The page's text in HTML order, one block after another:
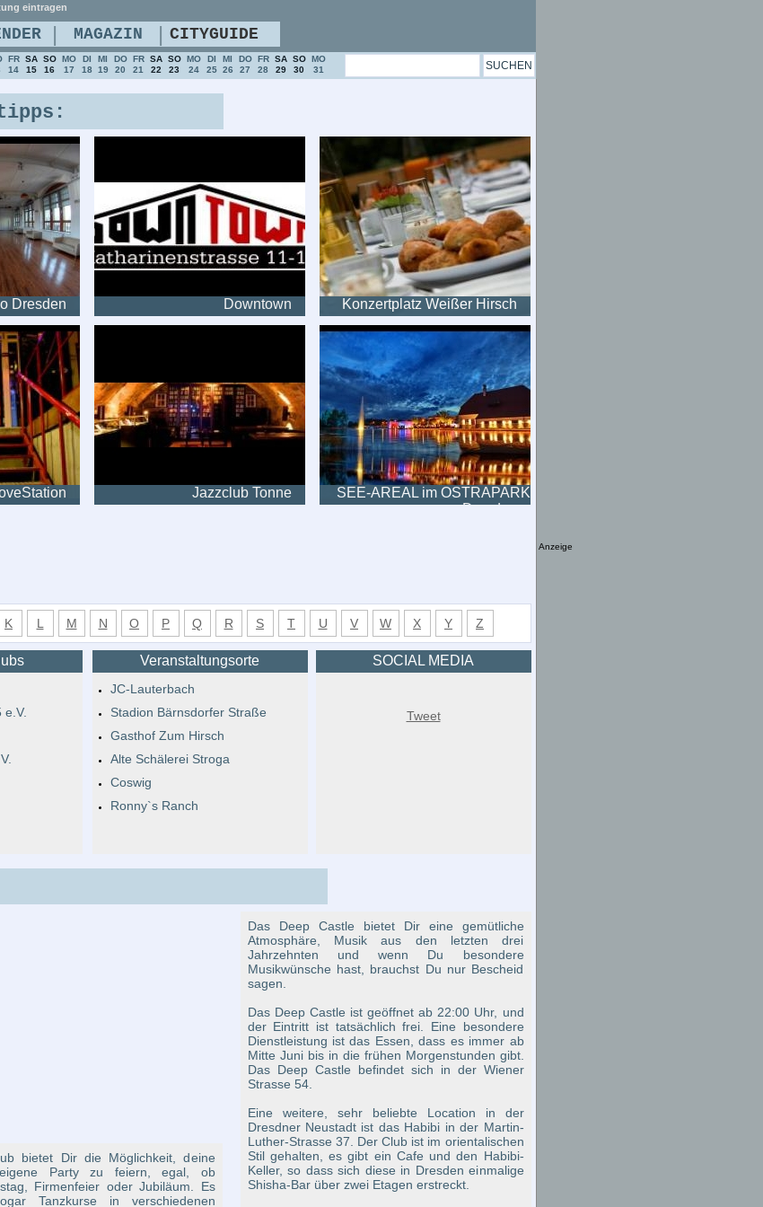
Dresden Downtown Konzertplatz Weißer Hirsch
Jazzclub Tonne
SEE-AREAL im OSTRAPARK
Dresden
K L M N O P Q R S T U V W X Y Z
Veranstaltungsorte
JC-Lauterbach
Stadion Bärnsdorfer Straße
Gasthof Zum Hirsch
Alte Schälerei Stroga
Coswig
Ronny`s Ranch
SOCIAL MEDIA
Tweet
bietet Dir die Möglichkeit, deine
Party zu feiern, egal, ob
Firmenfeier oder Jubiläum. Es
Tanzkurse in verschiedenen
Das Deep Castle bietet Dir eine gemütliche
Atmosphäre, Musik aus den letzten drei
Jahrzehnten und wenn Du besondere
Musikwünsche hast, brauchst Du nur Bescheid
sagen.
Das Deep Castle ist geöffnet ab 22:00 Uhr, und
der Eintritt ist tatsächlich frei. Eine besondere
Dienstleistung ist das Essen, dass es immer ab
Mitte Juni bis in die frühen Morgenstunden gibt.
Das Deep Castle befindet sich in der Wiener
Strasse 54.
Eine weitere, sehr beliebte Location in der
Dresdner Neustadt ist das Habibi in der Martin-
Luther-Strasse 37. Der Club ist im orientalischen
Stil gehalten, es gibt ein Cafe und den Habibi-
Keller, so dass sich diese in Dresden einmalige
Shisha-Bar über zwei Etagen erstreckt.
eintragen
| MAGAZIN | CITYGUIDE
FR
14
SA
15
SO
16
MO
17
DI
18
MI
19
DO
20
FR
21
SA
22
SO
23
MO
24
DI
25
MI
26
DO
27
FR
28
SA
29
SO
30
MO
31
Anzeige